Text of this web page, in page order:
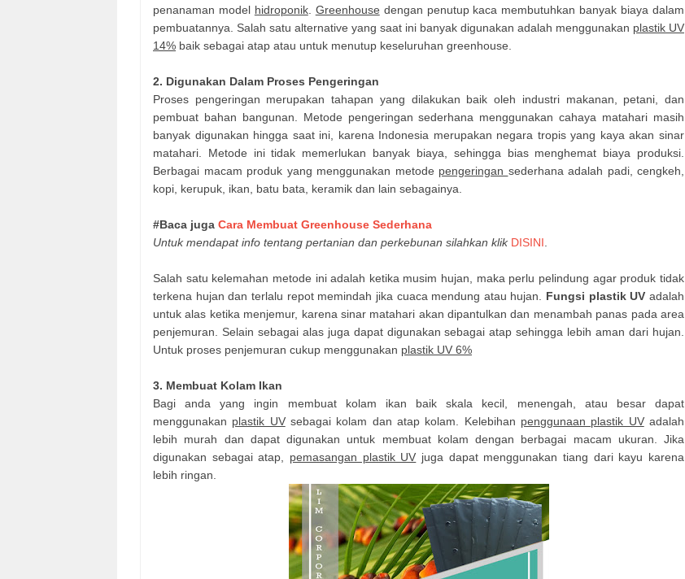
penanaman model hidroponik. Greenhouse dengan penutup kaca membutuhkan banyak biaya dalam
pembuatannya. Salah satu alternative yang saat ini banyak digunakan adalah menggunakan plastik UV
14% baik sebagai atap atau untuk menutup keseluruhan greenhouse.
2. Digunakan Dalam Proses Pengeringan
Proses pengeringan merupakan tahapan yang dilakukan baik oleh industri makanan, petani, dan
pembuat bahan bangunan. Metode pengeringan sederhana menggunakan cahaya matahari masih
banyak digunakan hingga saat ini, karena Indonesia merupakan negara tropis yang kaya akan sinar
matahari. Metode ini tidak memerlukan banyak biaya, sehingga bias menghemat biaya produksi.
Berbagai macam produk yang menggunakan metode pengeringan sederhana adalah padi, cengkeh,
kopi, kerupuk, ikan, batu bata, keramik dan lain sebagainya.
#Baca juga Cara Membuat Greenhouse Sederhana
Untuk mendapat info tentang pertanian dan perkebunan silahkan klik DISINI
Salah satu kelemahan metode ini adalah ketika musim hujan, maka perlu pelindung agar produk tidak
terkena hujan dan terlalu repot memindah jika cuaca mendung atau hujan. Fungsi plastik UV adalah
untuk alas ketika menjemur, karena sinar matahari akan dipantulkan dan menambah panas pada area
penjemuran. Selain sebagai alas juga dapat digunakan sebagai atap sehingga lebih aman dari hujan.
Untuk proses penjemuran cukup menggunakan plastik UV 6%
3. Membuat Kolam Ikan
Bagi anda yang ingin membuat kolam ikan baik skala kecil, menengah, atau besar dapat
menggunakan plastik UVsebagai kolam dan atap kolam. Kelebihan penggunaan plastik UVadalah
lebih murah dan dapat digunakan untuk membuat kolam dengan berbagai macam ukuran. Jika
digunakan sebagai atap, pemasangan plastik UV juga dapat menggunakan tiang dari kayu karena
lebih ringan.